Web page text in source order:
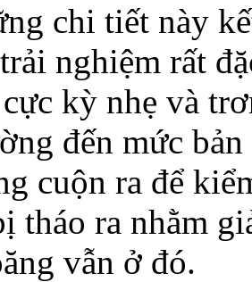
chi tiết này
nghiệm rất
kỳ nhẹ và
đến mức
cuộn ra để
tháo ra nhằm
vẫn ở đó.